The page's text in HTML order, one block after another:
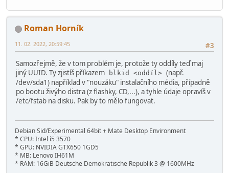
Roman Horník
#3
11. 02. 2022, 20:59:45
Samozřejmě, že v tom problém je, protože ty oddíly teď maj
jiný UUID. Ty zjistíš příkazem blkid <oddíl> (např.
/dev/sda1) například v "nouzáku" instalačního média, případně
po bootu živýho distra (z flashky, CD,...), a tyhle údaje opravíš v
/etc/fstab na disku. Pak by to mělo fungovat.
Debian Sid/Experimental 64bit + Mate Desktop Environment
* CPU: Intel i5 3570
* GPU: NVIDIA GTX650 1GD5
* MB: Lenovo IH61M
* RAM: 16GiB Deutsche Demokratische Republik 3 @ 1600MHz